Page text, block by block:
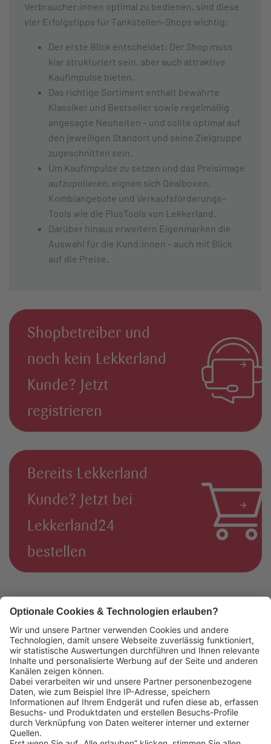
Verbraucher:innen optimal zu bedienen, sind diese
vier Erfolgstipps für Tankstellen-Shops wichtig:
Der erste Blick entscheidet: Der Shop muss
klar strukturiert sein, aber auch attraktive
Kaufimpulse bieten.
Das richtige Sortiment enthält bewährte
Klassiker und Bestseller sowie regelmäßig
angesagte Neuheiten – und sollte optimal auf
den jeweiligen Standort und seine Zielgruppe
zugeschnitten sein.
Um Kaufimpulse zu setzen und das Preisimage
aufzupolieren, eignen sich Dealboxen,
Kombiangebote und Verkaufsförderungs-
Tools wie die PlusTools von Lekkerland.
Darüber hinaus erweitern Eigenmarken die
Auswahl für die Kund:innen – auch mit Blick
auf die Preise.
Shopbetreiber und
noch kein Lekkerland
Kunde? Jetzt
registrieren
Bereits Lekkerland
Kunde? Jetzt bei
Lekkerland24
bestellen
Das könnte Sie auch interessieren:
Lekkerland SE